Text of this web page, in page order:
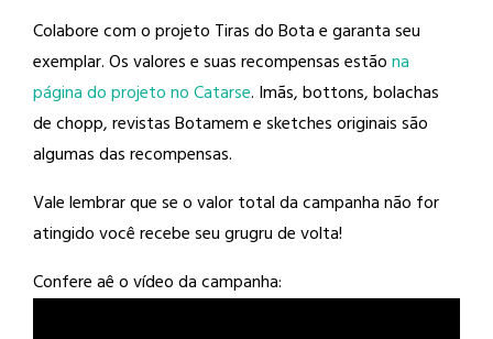
Colabore com o projeto Tiras do Bota e garanta seu
exemplar. Os valores e suas recompensas estãona
página do projeto no Catarse. Imãs, bottons, bolachas
de chopp, revistas Botamem e sketches originais são
algumas das recompensas.
Vale lembrar que se o valor total da campanha não for
atingido você recebe seu grugru de volta!
Confere aê o vídeo da campanha: